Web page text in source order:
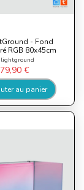
- Fond
RGB 80x45cm
lightground
€
au panier